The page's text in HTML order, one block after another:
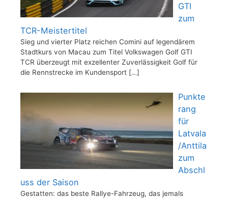
GTI
zum
TCR-Meistertitel
Sieg und vierter Platz reichen Comini auf legendärem
Stadtkurs von Macau zum Titel Volkswagen Golf GTI
TCR überzeugt mit exzellenter Zuverlässigkeit Golf für
die Rennstrecke im Kundensport […]
Punkte
rang
für
Latvala
/Anttila
zum
Abschl
uss der Saison
Gestatten: das beste Rallye-Fahrzeug, das jemals